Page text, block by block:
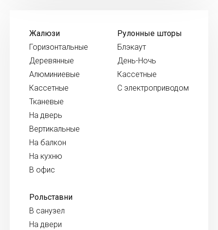
Жалюзи
Горизонтальные
Деревянные
Алюминиевые
Кассетные
Тканевые
На дверь
Вертикальные
На балкон
На кухню
В офис
Рулонные шторы
Блэкаут
День-Ночь
Кассетные
С электроприводом
Рольставни
В санузел
На двери